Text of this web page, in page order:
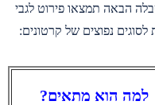
הבאה תמצאו פירוט לגבי
נפוצים של קרטונים:
למה הוא מתאים?